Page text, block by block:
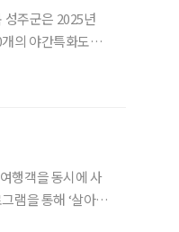
주군은 2025년
의 야간특화도시
행객을 동시에 사
램을 통해 ‘살아보